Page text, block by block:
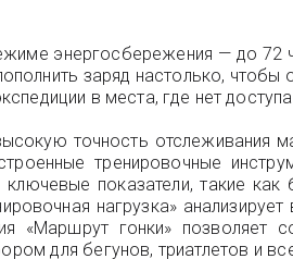
энергосбережения — до 72
заряд настолько, чтобы
в места, где нет
точность
тренировочные
показатели, такие
нагрузка» анализирует
«Маршрут гонки» позволяет
для бегунов, триатлетов и